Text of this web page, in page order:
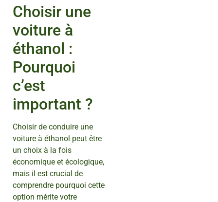
Choisir une
voiture à
éthanol :
Pourquoi
c’est
important ?
Choisir de conduire une
voiture à éthanol peut être
un choix à la fois
économique et écologique,
mais il est crucial de
comprendre pourquoi cette
option mérite votre